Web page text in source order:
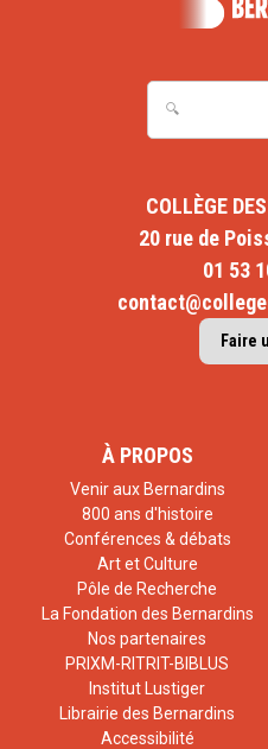
COLLÈGE
20 rue de
01 53
Faire
À PROPOS
Venir aux Bernardins
800 ans d'histoire
Conférences & débats
Art et Culture
Pôle de Recherche
La Fondation des Bernardins
Nos partenaires
PRIXM-RITRIT-BIBLUS
Institut Lustiger
Librairie des Bernardins
Accessibilité